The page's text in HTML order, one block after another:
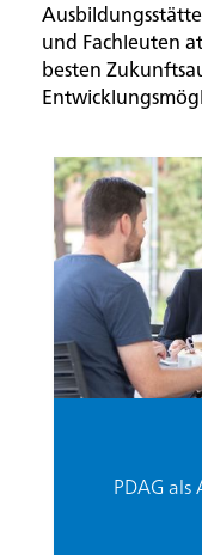
und Fachleuten
besten
PDAG